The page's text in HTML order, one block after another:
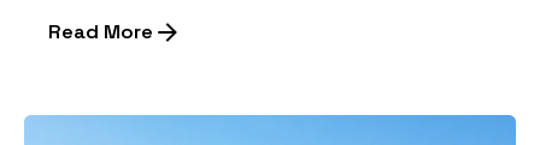
Read More